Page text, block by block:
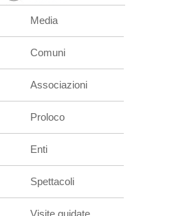
Media
Comuni
Associazioni
Proloco
Enti
Spettacoli
Visite guidate